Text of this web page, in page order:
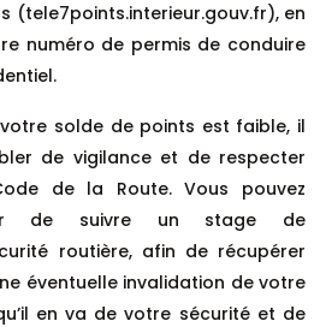
(tele7points.interieur.gouv.fr), en
numéro de permis de conduire
solde de points est faible, il
de vigilance et de respecter
de la Route. Vous pouvez
de suivre un stage de
routière, afin de récupérer
éventuelle invalidation de votre
en va de votre sécurité et de